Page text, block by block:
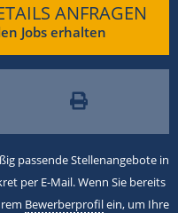
ANFRAGEN
Jobs erhalten
passende Stellenangebote in
per E-Mail. Wenn Sie bereits
Bewerberprofilein, um Ihre